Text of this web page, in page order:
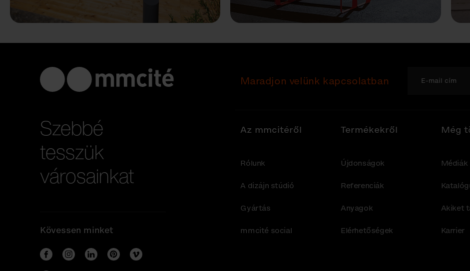
Szebbé
tesszük
városainkat
Kövessen minket
Maradjon velünk kapcsolatban
Az mmcitéről
Rólunk
A dizájn stúdió
Gyártás
mmcité social
Termékekről
Újdonságok
Referenciák
Anyagok
Elérhetőségek
Még
Médiák
Akiket
Karrier